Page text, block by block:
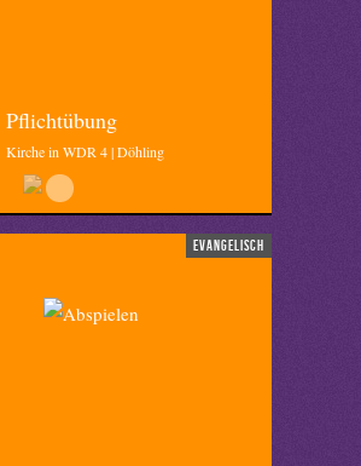
Pflichtübung
Kirche in WDR 4 | Döhling
evangelisch